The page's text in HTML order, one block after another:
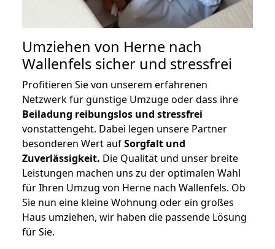
Umziehen von Herne nach
Wallenfels sicher und stressfrei
Profitieren Sie von unserem erfahrenen
Netzwerk für günstige Umzüge oder dass ihre
Beiladung reibungslos und stressfrei
vonstattengeht. Dabei legen unsere Partner
besonderen Wert aufSorgfalt und
Zuverlässigkeit. Die Qualität und unser breite
Leistungen machen uns zu der optimalen Wahl
für Ihren Umzug von Herne nach Wallenfels. Ob
Sie nun eine kleine Wohnung oder ein großes
Haus umziehen, wir haben die passende Lösung
für Sie.